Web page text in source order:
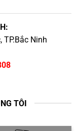
TP.Bắc Ninh
TÔI